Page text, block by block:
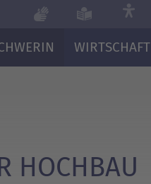
WIRTSCHAFT
HOCHBAU